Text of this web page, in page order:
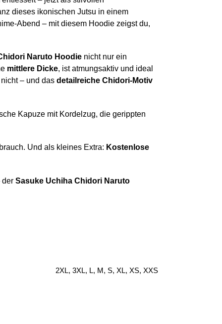
dieses ikonischen Jutsu in einem
Abend – mit diesem Hoodie zeigst du,
Naruto Hoodienicht nur ein
mittlere Dicke, ist atmungsaktiv und ideal
– und das detailreiche Chidori-Motiv
Kapuze mit Kordelzug, die gerippten
Und als kleines Extra: Kostenlose
der Sasuke Uchiha Chidori Naruto
2XL, 3XL, L, M, S, XL, XS, XXS